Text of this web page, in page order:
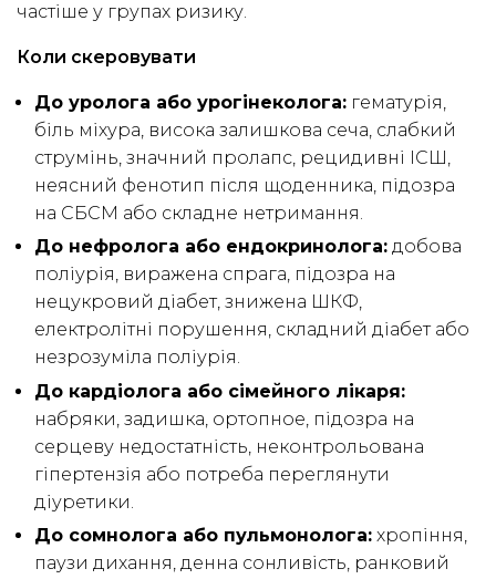
частіше у групах ризику.
Коли скеровувати
До уролога або урогінеколога: гематурія,
біль міхура, висока залишкова сеча, слабкий
струмінь, значний пролапс, рецидивні ІСШ,
неясний фенотип після щоденника, підозра
на СБСМ або складне нетримання.
До нефролога або ендокринолога: добова
поліурія, виражена спрага, підозра на
нецукровий діабет, знижена ШКФ,
електролітні порушення, складний діабет або
незрозуміла поліурія.
До кардіолога або сімейного лікаря:
набряки, задишка, ортопное, підозра на
серцеву недостатність, неконтрольована
гіпертензія або потреба переглянути
діуретики.
До сомнолога або пульмонолога: хропіння,
паузи дихання, денна сонливість, ранковий